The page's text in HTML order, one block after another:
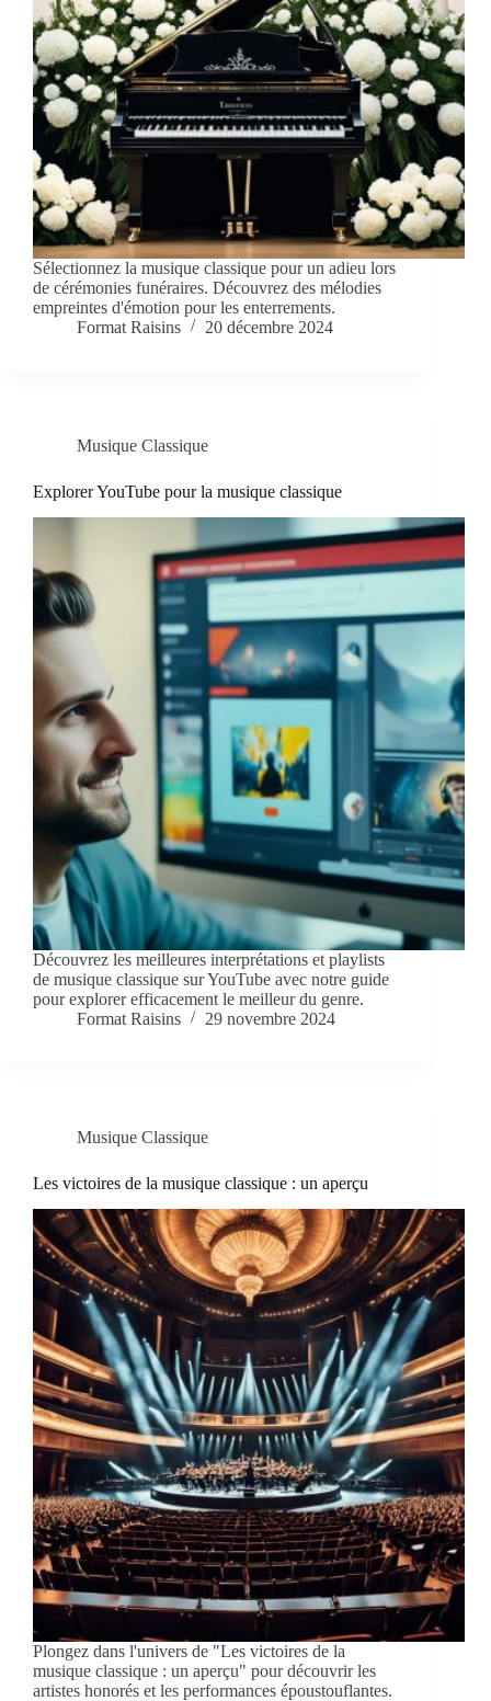
Sélectionnez la musique classique pour un adieu lors
de cérémonies funéraires. Découvrez des mélodies
empreintes d'émotion pour les enterrements.
Format Raisins
20 décembre 2024
Musique Classique
Explorer YouTube pour la musique classique
Découvrez les meilleures interprétations et playlists
de musique classique sur YouTube avec notre guide
pour explorer efficacement le meilleur du genre.
Format Raisins
29 novembre 2024
Musique Classique
Les victoires de la musique classique : un aperçu
Plongez dans l'univers de "Les victoires de la
musique classique : un aperçu" pour découvrir les
artistes honorés et les performances époustouflantes.